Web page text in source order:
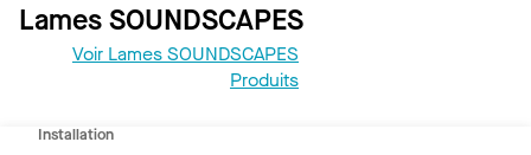
Lames SOUNDSCAPES
Voir Lames SOUNDSCAPES
Produits
REVIT
Installation